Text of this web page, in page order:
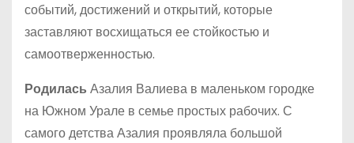
событий, достижений и открытий, которые
заставляют восхищаться ее стойкостью и
самоотверженностью.
Родилась Азалия Валиева в маленьком городке
на Южном Урале в семье простых рабочих. С
самого детства Азалия проявляла большой